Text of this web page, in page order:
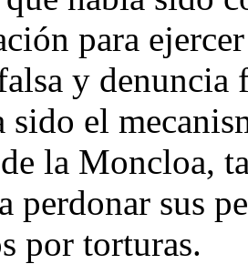
para
y denuncia
sido el
la Moncloa,
perdonar sus
por torturas.